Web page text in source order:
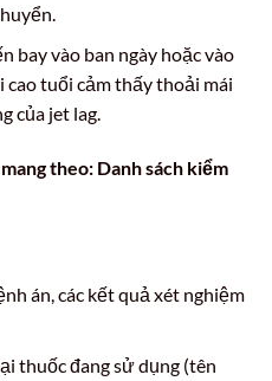
bay vào ban ngày hoặc vào
tuổi cảm thấy thoải mái
của jet lag.
theo: Danh sách kiểm
án, các kết quả xét nghiệm
thuốc đang sử dụng (tên